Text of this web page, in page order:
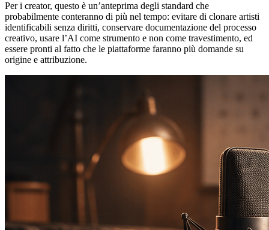
Per i creator, questo è un’anteprima degli standard che
probabilmente conteranno di più nel tempo: evitare di clonare artisti
identificabili senza diritti, conservare documentazione del processo
creativo, usare l’AI come strumento e non come travestimento, ed
essere pronti al fatto che le piattaforme faranno più domande su
origine e attribuzione.